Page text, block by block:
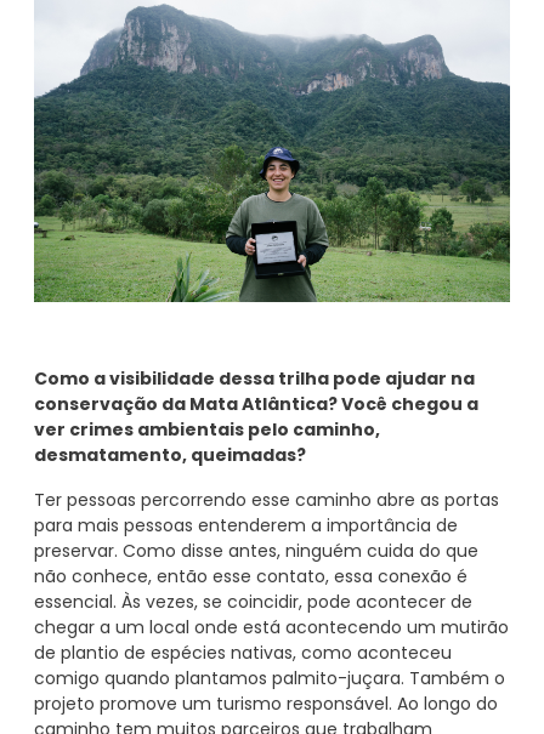
Como a visibilidade dessa trilha pode ajudar na
conservação da Mata Atlântica? Você chegou a
ver crimes ambientais pelo caminho,
desmatamento, queimadas?
Ter pessoas percorrendo esse caminho abre as portas
para mais pessoas entenderem a importância de
preservar. Como disse antes, ninguém cuida do que
não conhece, então esse contato, essa conexão é
essencial. Às vezes, se coincidir, pode acontecer de
chegar a um local onde está acontecendo um mutirão
de plantio de espécies nativas, como aconteceu
comigo quando plantamos palmito-juçara. Também o
projeto promove um turismo responsável. Ao longo do